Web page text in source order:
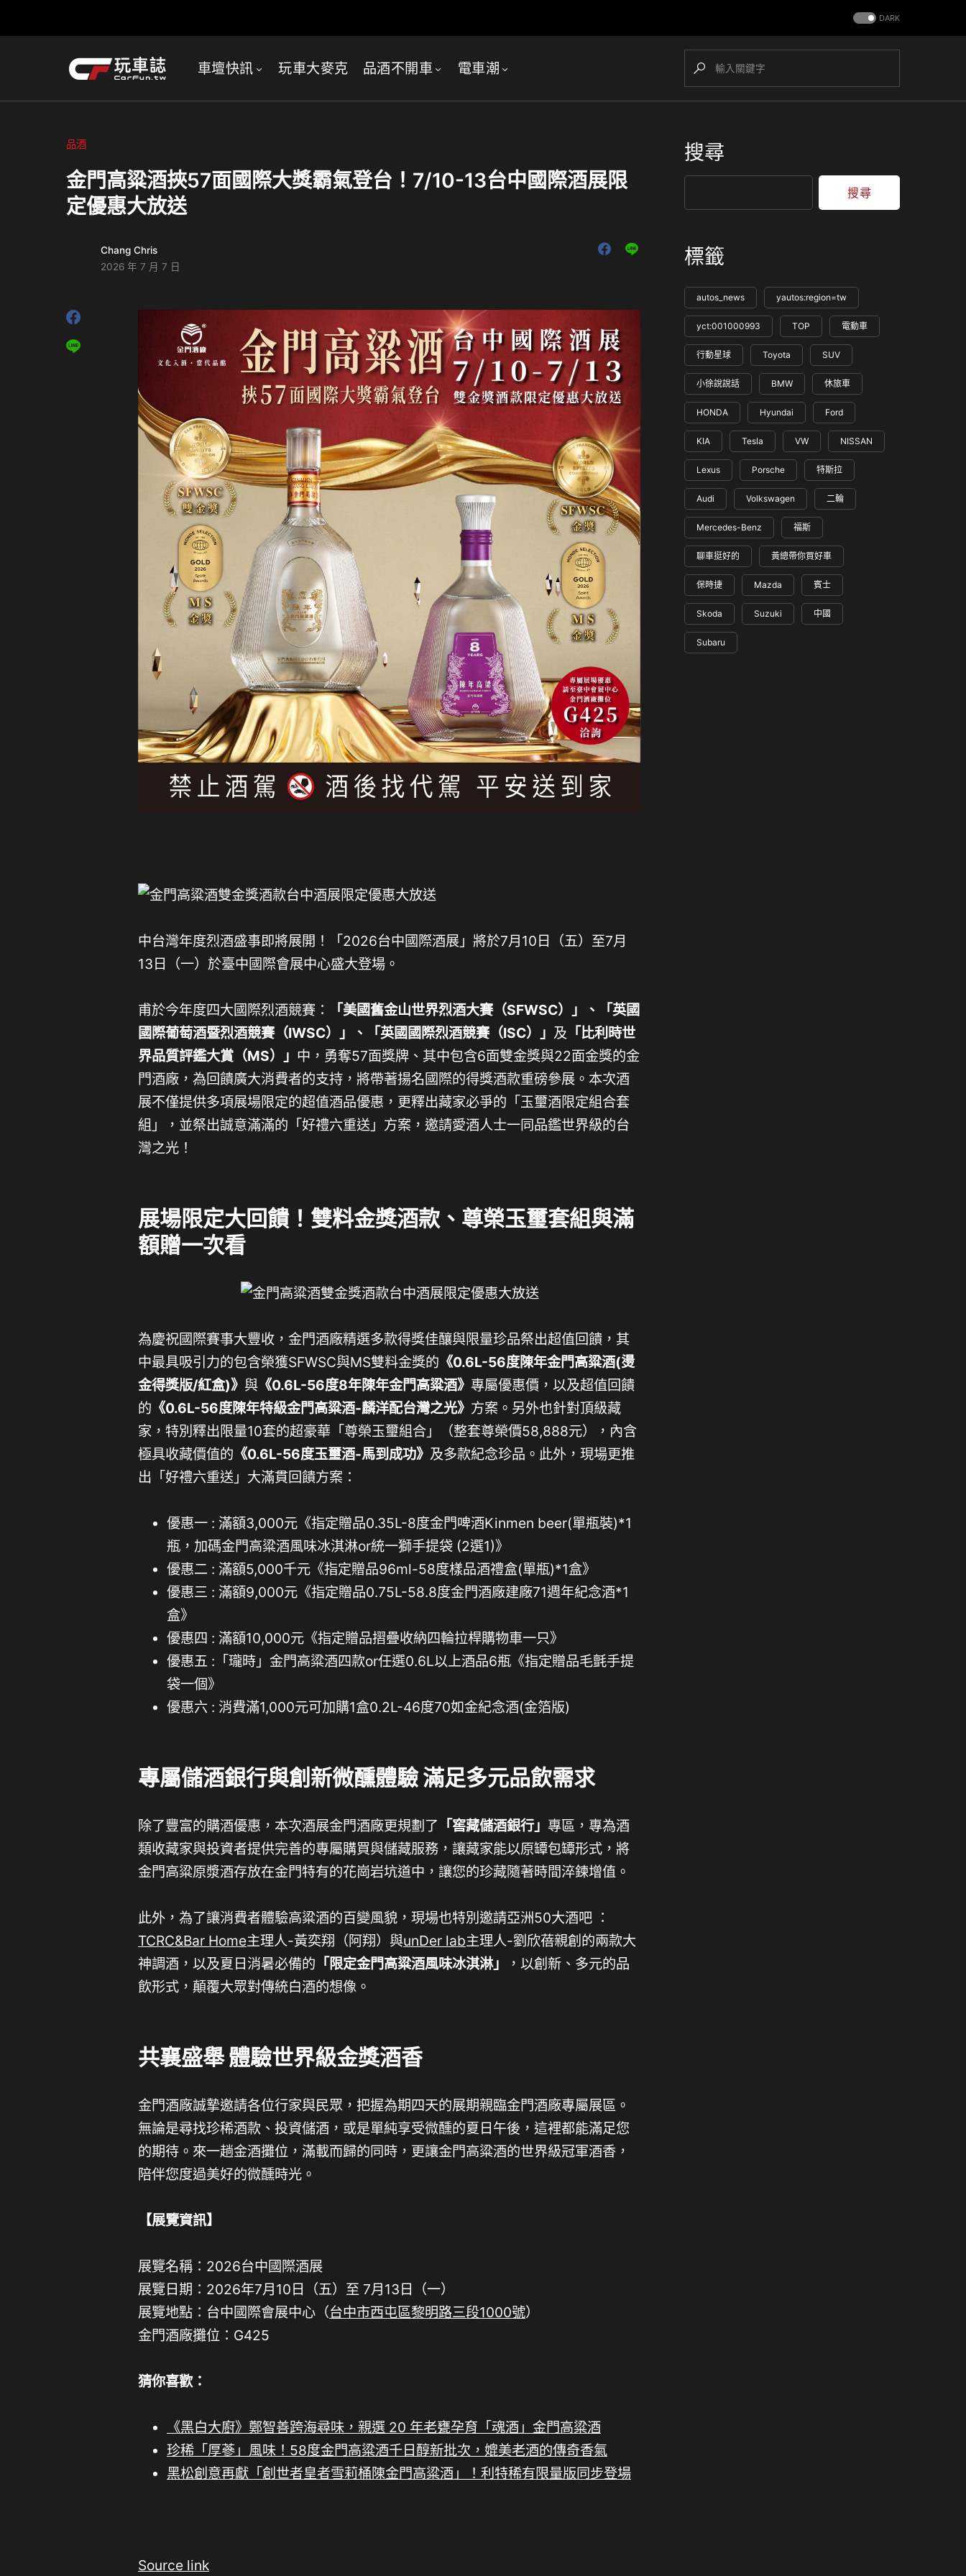
DARK
車壇快訊 玩車大麥克 品酒不開車 電車潮
品酒
金門高粱酒挾57面國際大獎霸氣登台！7/10-13台中國際酒展限
定優惠大放送
Chang Chris
2026 年 7 月 7 日
中台灣年度烈酒盛事即將展開！「2026台中國際酒展」將於7月10日（五）至7月
13日（一）於臺中國際會展中心盛大登場。
甫於今年度四大國際烈酒競賽：
「美國舊金山世界烈酒大賽（SFWSC）」、「英國
國際葡萄酒暨烈酒競賽（IWSC）」、「英國國際烈酒競賽（ISC）」 及 「比利時世
界品質評鑑大賞（MS）」 中，勇奪57面獎牌、其中包含6面雙金獎與22面金獎的金
門酒廠，為回饋廣大消費者的支持，將帶著揚名國際的得獎酒款重磅參展。本次酒
展不僅提供多項展場限定的超值酒品優惠，更釋出藏家必爭的「玉璽酒限定組合套
組」，並祭出誠意滿滿的「好禮六重送」方案，邀請愛酒人士一同品鑑世界級的台
灣之光！
展場限定大回饋！雙料金獎酒款、尊榮玉璽套組與滿
額贈一次看
為慶祝國際賽事大豐收，金門酒廠精選多款得獎佳釀與限量珍品祭出超值回饋，其
中最具吸引力的包含榮獲SFWSC與MS雙料金獎的 《0.6L-56度陳年金門高粱酒(燙
金得獎版/紅盒)》 與 《0.6L-56度8年陳年金門高粱酒》 專屬優惠價，以及超值回饋
的 《0.6L-56度陳年特級金門高粱酒-麟洋配台灣之光》 方案。另外也針對頂級藏
家，特別釋出限量10套的超豪華「尊榮玉璽組合」（整套尊榮價58,888元），內含
極具收藏價值的 《0.6L-56度玉璽酒-馬到成功》 及多款紀念珍品。此外，現場更推
出「好禮六重送」大滿貫回饋方案：
優惠一 : 滿額3,000元《指定贈品0.35L-8度金門啤酒Kinmen beer(單瓶裝)*1
瓶，加碼金門高粱酒風味冰淇淋or統一獅手提袋 (2選1)》
優惠二 : 滿額5,000千元《指定贈品96ml-58度樣品酒禮盒(單瓶)*1盒》
優惠三 : 滿額9,000元《指定贈品0.75L-58.8度金門酒廠建廠71週年紀念酒*1
盒》
優惠四 : 滿額10,000元《指定贈品摺疊收納四輪拉桿購物車一只》
優惠五 :「瓏時」金門高粱酒四款or任選0.6L以上酒品6瓶《指定贈品毛氈手提
袋一個》
優惠六 : 消費滿1,000元可加購1盒0.2L-46度70如金紀念酒(金箔版)
專屬儲酒銀行與創新微醺體驗 滿足多元品飲需求
除了豐富的購酒優惠，本次酒展金門酒廠更規劃了 「窖藏儲酒銀行」 專區，專為酒
類收藏家與投資者提供完善的專屬購買與儲藏服務，讓藏家能以原罈包罈形式，將
金門高粱原漿酒存放在金門特有的花崗岩坑道中，讓您的珍藏隨著時間淬鍊增值。
此外，為了讓消費者體驗高粱酒的百變風貌，現場也特別邀請亞洲50大酒吧 ：
TCRC&Bar Home主理人-黃奕翔（阿翔）與unDer lab主理人-劉欣蓓親創的兩款大
神調酒，以及夏日消暑必備的 「限定金門高粱酒風味冰淇淋」
，以創新、多元的品
飲形式，顛覆大眾對傳統白酒的想像。
共襄盛舉體驗世界級金獎酒香
金門酒廠誠摯邀請各位行家與民眾，把握為期四天的展期親臨金門酒廠專屬展區。
無論是尋找珍稀酒款、投資儲酒，或是單純享受微醺的夏日午後，這裡都能滿足您
的期待。來一趟金酒攤位，滿載而歸的同時，更讓金門高粱酒的世界級冠軍酒香，
陪伴您度過美好的微醺時光。
【展覽資訊】
展覽名稱：2026台中國際酒展
展覽日期：2026年7月10日（五）至 7月13日（一）
展覽地點：台中國際會展中心（台中市西屯區黎明路三段1000號）
金門酒廠攤位：G425
猜你喜歡：
《黑白大廚》鄭智善跨海尋味，親選 20 年老甕孕育「魂酒」金門高粱酒
珍稀「厚蔘」風味！58度金門高粱酒千日醇新批次，媲美老酒的傳奇香氣
黑松創意再獻「創世者皇者雪莉桶陳金門高粱酒」！利特稀有限量版同步登場
Source link
搜尋
搜尋
標籤
autos_news yautos:region=tw
yct:001000993 TOP 電動車
行動星球 Toyota SUV
小徐說說話 BMW 休旅車
HONDA Hyundai Ford
KIA Tesla VW NISSAN
Lexus Porsche 特斯拉
Audi Volkswagen 二輪
Mercedes-Benz 福斯
聊車挺好的 黃總帶你買好車
保時捷 Mazda 賓士
Skoda Suzuki 中國
Subaru